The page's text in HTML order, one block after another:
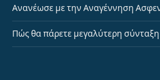
Ανανέωσε με την Αναγέννηση
Πώς θα πάρετε μεγαλύτερη σύνταξη